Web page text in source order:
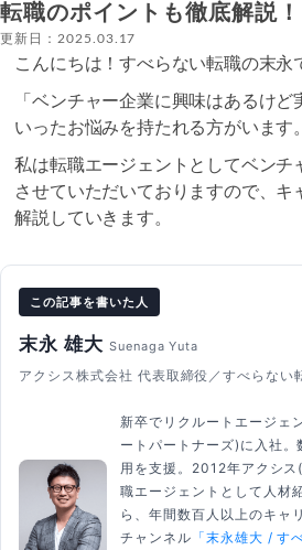
転職のポイントも徹底解説！
更新日：2025.03.17
こんにちは！すべらない転職の末永
「ベンチャー企業に興味はあるけど
いったお悩みを持たれる方がいます。
私は転職エージェントとしてベンチ
させていただいておりますので、キ
解説していきます。
この記事を書いた人
末永 雄大 Suenaga Yuta
アクシス株式会社 代表取締役／すべらない
新卒でリクルートエージェ
ートパートナーズ)に入社
用を支援。2012年アクシ
職エージェントとして人材
ら、年間数百人以上のキャ
チャンネル 「末永雄大 / す